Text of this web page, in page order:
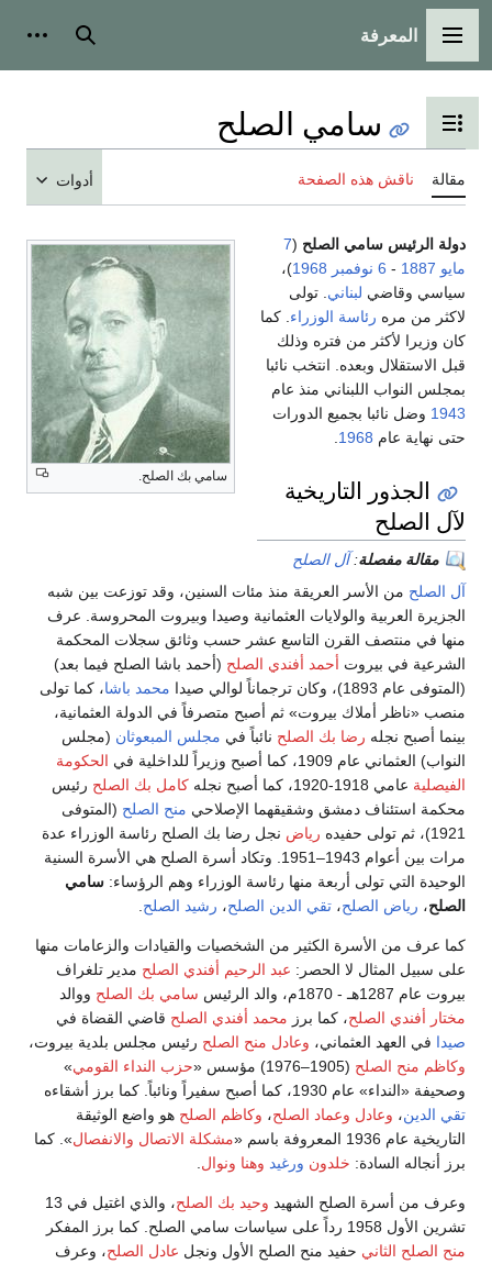
القائمة الرئيسية
المعرفة بحث
تبديل عرض جدول المحتويات
سامي الصلح
مقالة ناقش هذه الصفحة أدوات
سامي بك الصلح.
دولة الرئيس سامي الصلح (
7
مايو 1887
- 6 نوفمبر 1968)،
سياسي وقاضي لبناني . تولى
لاكثر من مره رئاسة الوزراء . كما
كان وزيرا لأكثر من فتره وذلك
قبل الاستقلال وبعده. انتخب نائبا
بمجلس النواب اللبناني منذ عام
1943 وضل نائبا بجميع الدورات
حتى نهاية عام 1968
الجذور التاريخية
لآل الصلح
مقالة مفصلة:آل الصلح
آل الصلح من الأسر العريقة منذ مئات السنين، وقد توزعت بين شبه
الجزيرة العربية والولايات العثمانية وصيدا وبيروت المحروسة. عرف
منها في منتصف القرن التاسع عشر حسب وثائق سجلات المحكمة
الشرعية في بيروت أحمد أفندي الصلح (أحمد باشا الصلح فيما بعد)
(المتوفى عام 1893)، وكان ترجماناً لوالي صيدا
محمد باشا، كما تولى
منصب «ناظر أملاك بيروت» ثم أصبح متصرفاً في الدولة العثمانية،
بينما أصبح نجله رضا بك الصلح نائباً في مجلس المبعوثان (مجلس
النواب) العثماني عام 1909، كما أصبح وزيراً للداخلية في
الحكومة
الفيصلية عامي 1918-1920، كما أصبح نجله كامل بك الصلح رئيس
محكمة استئناف دمشق وشقيقهما الإصلاحي منح الصلح (المتوفى
1921)، ثم تولى حفيده
رياض نجل رضا بك الصلح رئاسة الوزراء عدة
مرات بين أعوام 1943–1951. وتكاد أسرة الصلح هي الأسرة السنية
الوحيدة التي تولى أربعة منها رئاسة الوزراء وهم الرؤساء: سامي
الصلح، رياض الصلح، تقي الدين الصلح، رشيد الصلح
كما عرف من الأسرة الكثير من الشخصيات والقيادات والزعامات منها
على سبيل المثال لا الحصر: عبد الرحيم أفندي الصلح مدير تلغراف
بيروت عام 1287هـ - 1870م، والد الرئيس
سامي بك الصلح ووالد
مختار أفندي الصلح، كما برز محمد أفندي الصلح قاضي القضاة في
صيدا في العهد العثماني، وعادل منح الصلح رئيس مجلس بلدية بيروت،
وكاظم منح الصلح (1905–1976) مؤسس « حزب النداء القومي»
وصحيفة «النداء» عام 1930، كما أصبح سفيراً ونائباً. كما برز أشقاءه
تقي الدين، وعادل وعماد الصلح، وكاظم الصلح هو واضع الوثيقة
التاريخية عام 1936 المعروفة باسم «
مشكلة الاتصال والانفصال». كما
برز أنجاله السادة: خلدون ورغيد وهنا ونوال
وعرف من أسرة الصلح الشهيد وحيد بك الصلح
، والذي اغتيل في 13
تشرين الأول 1958 رداً على سياسات سامي الصلح. كما برز المفكر
منح الصلح الثاني حفيد منح الصلح الأول ونجل عادل الصلح، وعرف